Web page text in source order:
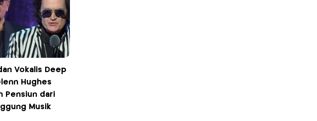
Vokalis Deep
Hughes
Pensiun dari
Musik